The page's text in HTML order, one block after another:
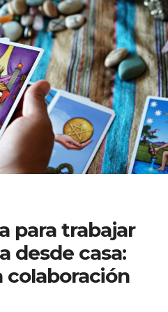
para trabajar
desde casa:
colaboración